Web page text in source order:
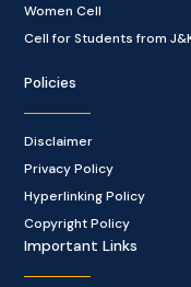
Women Cell
Cell for Students from
Policies
Disclaimer
Privacy Policy
Hyperlinking Policy
Copyright Policy
Important Links